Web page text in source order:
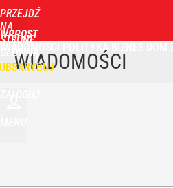
PRZEJDŹ
NA
STRONĘ
GŁÓWNĄ
WPROST
POLITYKA
WIADOMOŚCI